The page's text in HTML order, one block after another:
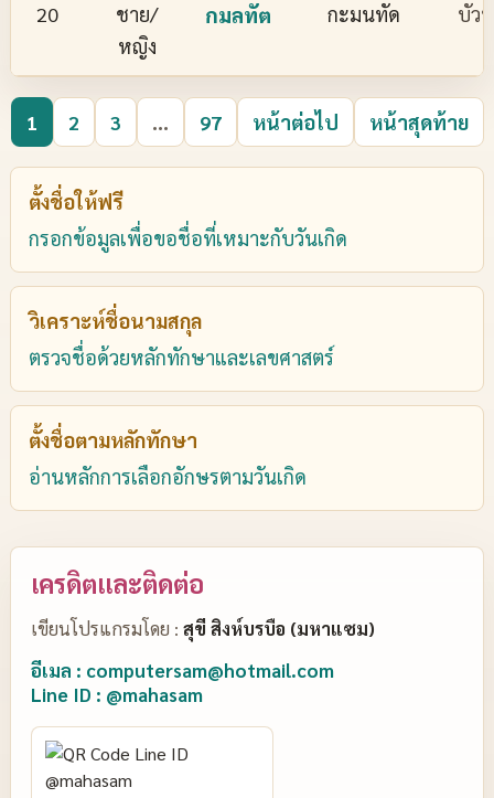
20
ชาย/
หญิง
กมลทัต กะมนทัด บัว
1 2 3 ... 97 หน้าต่อไป หน้าสุดท้าย
ตั้งชื่อให้ฟรี
กรอกข้อมูลเพื่อขอชื่อที่เหมาะกับวันเกิด
วิเคราะห์ชื่อนามสกุล
ตรวจชื่อด้วยหลักทักษาและเลขศาสตร์
ตั้งชื่อตามหลักทักษา
อ่านหลักการเลือกอักษรตามวันเกิด
เครดิตและติดต่อ
เขียนโปรแกรมโดย : สุขี สิงห์บรบือ (มหาแซม)
อีเมล : computersam@hotmail.com
Line ID : @mahasam